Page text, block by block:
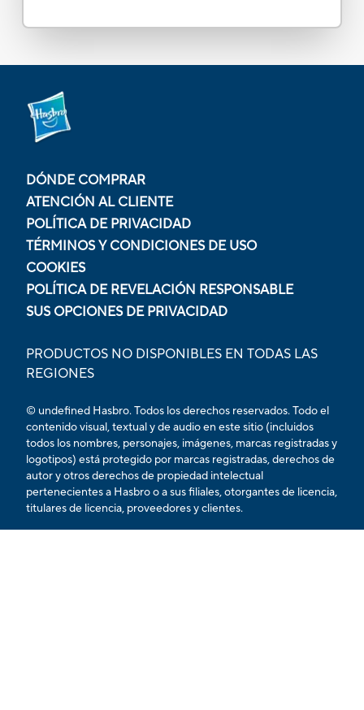
DÓNDE COMPRAR
ATENCIÓN AL CLIENTE
POLÍTICA DE PRIVACIDAD
TÉRMINOS Y CONDICIONES DE USO
COOKIES
POLÍTICA DE REVELACIÓN RESPONSABLE
SUS OPCIONES DE PRIVACIDAD
PRODUCTOS NO DISPONIBLES EN TODAS LAS
REGIONES
© undefined Hasbro. Todos los derechos reservados. Todo el
contenido visual, textual y de audio en este sitio (incluidos
todos los nombres, personajes, imágenes, marcas registradas y
logotipos) está protegido por marcas registradas, derechos de
autor y otros derechos de propiedad intelectual
pertenecientes a Hasbro o a sus filiales, otorgantes de licencia,
titulares de licencia, proveedores y clientes.